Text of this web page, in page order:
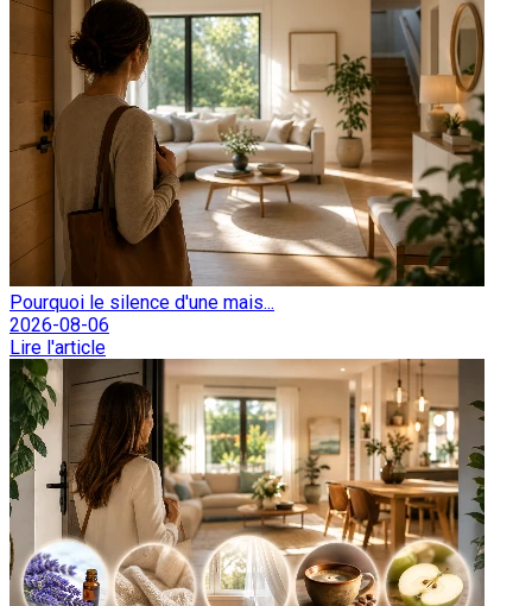
Pourquoi le silence d'une mais...
2026-08-06
Lire l'article